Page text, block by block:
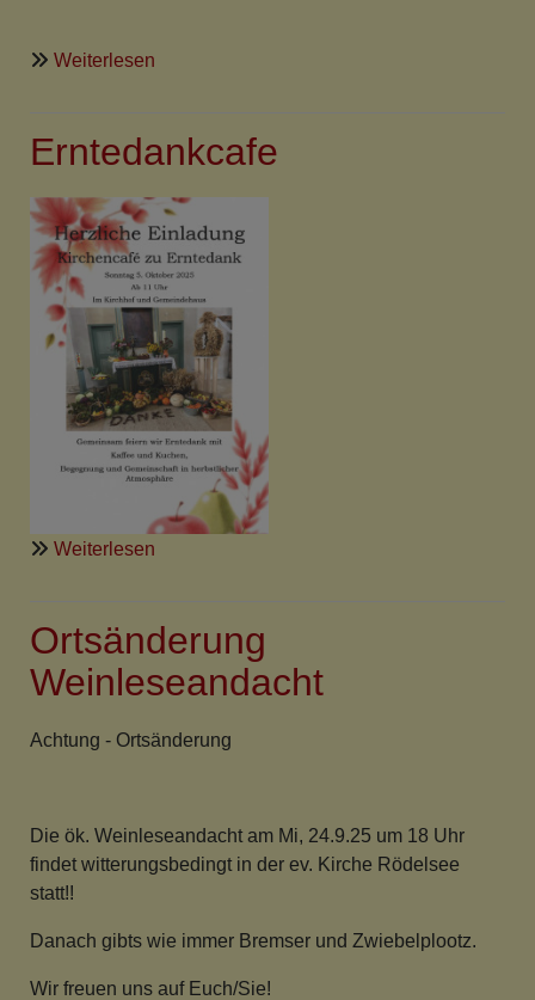
Weiterlesen
Pfarramt
vom
2.10.-16.10.25
geschlossen
Erntedankcafe
Weiterlesen
Ortsänderung
Weinleseandacht
Achtung - Ortsänderung
Die ök. Weinleseandacht am Mi, 24.9.25 um 18 Uhr
findet witterungsbedingt in der ev. Kirche Rödelsee
statt!!
Danach gibts wie immer Bremser und Zwiebelplootz.
Wir freuen uns auf Euch/Sie!